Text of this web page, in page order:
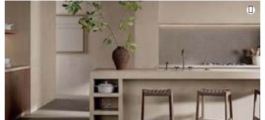
posvečen Oliverju
Dragojeviću